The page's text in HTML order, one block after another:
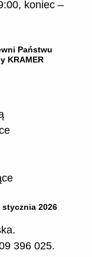
koniec –
Państwu
KRAMER
stycznia 2026
396 025.